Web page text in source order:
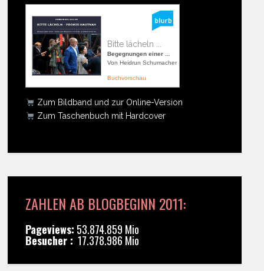
Bitte lächeln ...
Begegnungen einer ...
Von Heidrun Schumacher
Buchvorschau
Zum Bildband und zur Online-Version
Zum Taschenbuch mit Hardcover
ZAHLEN AB BLOGBEGINN 2011:
Pageviews: 53.874.859 Mio
Besucher : 17.378.986 Mio